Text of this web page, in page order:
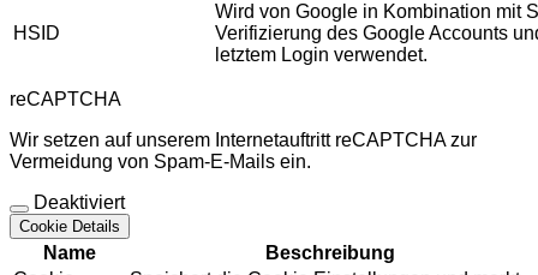
HSID
Wird von Google in Kombination mit
Verifizierung des Google Accounts
letztem Login verwendet.
reCAPTCHA
Wir setzen auf unserem Internetauftritt reCAPTCHA zur
Vermeidung von Spam-E-Mails ein.
Deaktiviert
Cookie Details
Name
Beschreibung